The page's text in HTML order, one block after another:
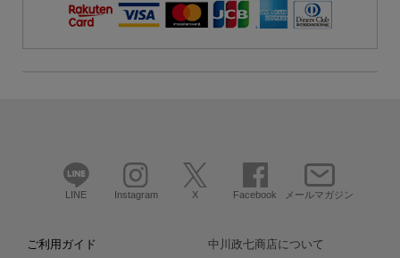
LINE Instagram X Facebook メールマガジン
ご利用ガイド 中川政七商店について